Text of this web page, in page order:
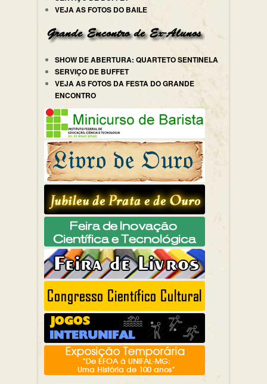
VEJA AS FOTOS DO BAILE
SHOW DE ABERTURA: QUARTETO SENTINELA
SERVIÇO DE BUFFET
VEJA AS FOTOS DA FESTA DO GRANDE
ENCONTRO